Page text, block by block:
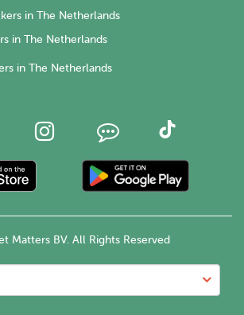
in The Netherlands
in The Netherlands
in The Netherlands
Matters BV. All Rights Reserved